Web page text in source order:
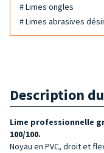
# Limes ongles
# Limes abrasives
Description
Lime professionnelle
100/100.
Noyau en PVC, droit et